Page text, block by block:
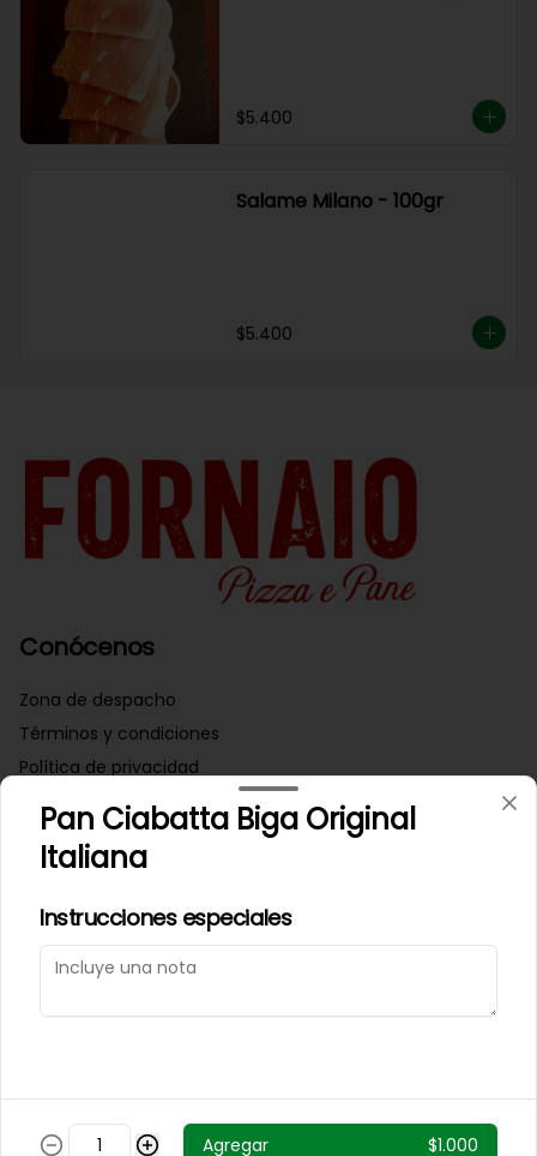
$5.400
Salame Milano - 100gr
$5.400
Conócenos
Zona de despacho
Términos y condiciones
Política de privacidad
Redes sociales
Instagram
Mi cuenta
Iniciar sesión
Pan Ciabatta Biga Original
Italiana
Instrucciones especiales
Agregar $1.000